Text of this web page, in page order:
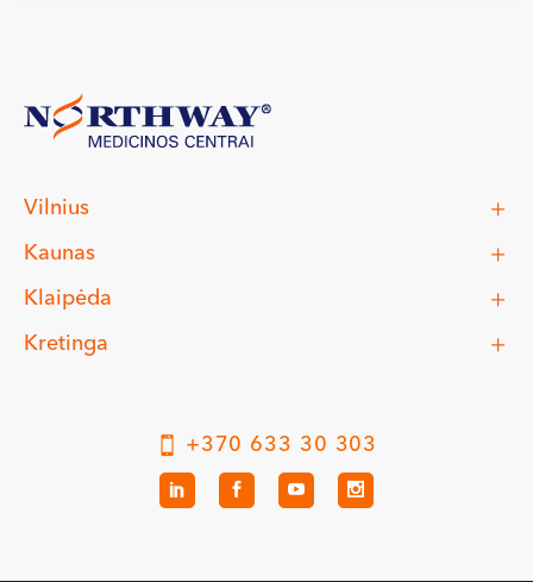
Vilnius
Kaunas
Klaipėda
Kretinga
+370 633 30 303